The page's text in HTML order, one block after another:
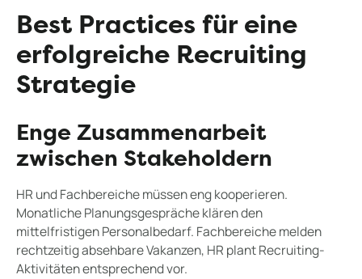
Best Practices für eine
erfolgreiche Recruiting
Strategie
Enge Zusammenarbeit
zwischen Stakeholdern
HR und Fachbereiche müssen eng kooperieren.
Monatliche Planungsgespräche klären den
mittelfristigen Personalbedarf. Fachbereiche melden
rechtzeitig absehbare Vakanzen, HR plant Recruiting-
Aktivitäten entsprechend vor.